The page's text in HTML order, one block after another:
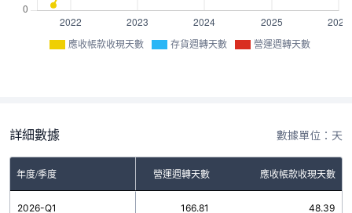
應收帳款收現天數 存貨週轉天數 營運週轉天數
詳細數據 數據單位：天
年度/季度
存貨週轉天數 營運週轉天數 應收帳款收現天數
2026-Q1118.42 166.81 48.39